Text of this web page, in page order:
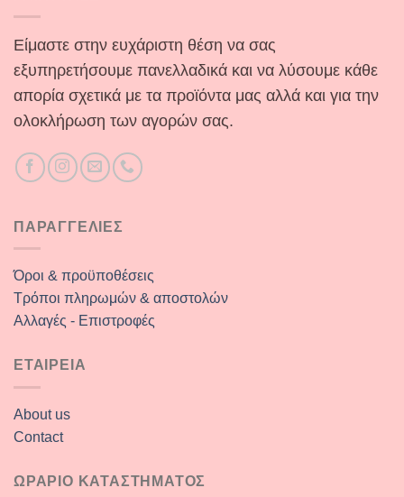
Είμαστε στην ευχάριστη θέση να σας
εξυπηρετήσουμε πανελλαδικά και να λύσουμε κάθε
απορία σχετικά με τα προϊόντα μας αλλά και για την
ολοκλήρωση των αγορών σας.
ΠΑΡΑΓΓΕΛΙΕΣ
Όροι & προϋποθέσεις
Τρόποι πληρωμών & αποστολών
Αλλαγές - Επιστροφές
ΕΤΑΙΡΕΙΑ
About us
Contact
ΩΡΑΡΙΟ ΚΑΤΑΣΤΗΜΑΤΟΣ